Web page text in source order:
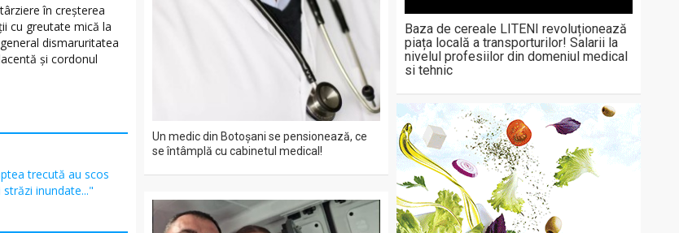
în creşterea
cu greutate mică la
dismaruritatea
şi cordonul
trecută au scos
inundate..."
Un medic din Botoșani se pensionează, ce
se întâmplă cu cabinetul medical!
Baza de cereale LITENI revoluționează
piața locală a transporturilor! Salarii la
nivelul profesiilor din domeniul medical
si tehnic